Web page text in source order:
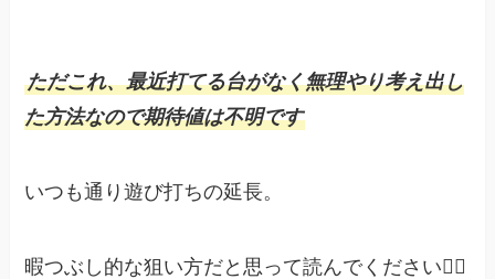
ただこれ、最近打てる台がなく無理やり考え出し
た方法なので期待値は不明です
いつも通り遊び打ちの延長。
暇つぶし的な狙い方だと思って読んでください🙇‍♀️